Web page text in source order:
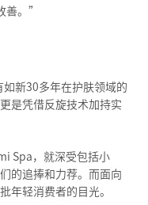
善。”
新30多年在护肤领域的
是凭借反旋技术加持实
Spa，就深受包括小
的追捧和力荐。而面向
年轻消费者的目光。